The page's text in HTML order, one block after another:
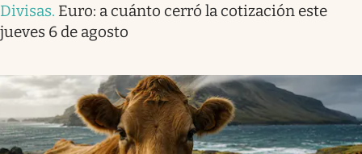
Divisas. Euro: a cuánto cerró la cotización este
jueves 6 de agosto